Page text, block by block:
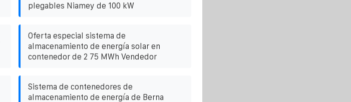
plegables Niamey de 100 kW
Oferta especial sistema de
almacenamiento de energía solar en
contenedor de 2 75 MWh Vendedor
Sistema de contenedores de
almacenamiento de energía de Berna